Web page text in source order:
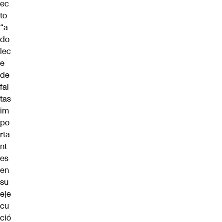
ec
to
“a
do
lec
e
de
fal
tas
im
po
rta
nt
es
en
su
eje
cu
ció